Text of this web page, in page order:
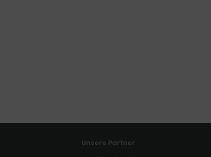
Unsere Partner